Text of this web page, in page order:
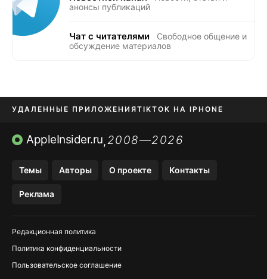
анонсы публикаций
Чат с читателями
Свободное общение и
обсуждение материалов
УДАЛЕННЫЕ ПРИЛОЖЕНИЯTIKTOK НА IPHONE
ПРИЛОЖЕНИЯ БЕЗ APP STORE
AppleInsider.ru,2008—2026
Темы Авторы О проекте Контакты
Реклама
Редакционная политика
Политика конфиденциальности
Пользовательское соглашение